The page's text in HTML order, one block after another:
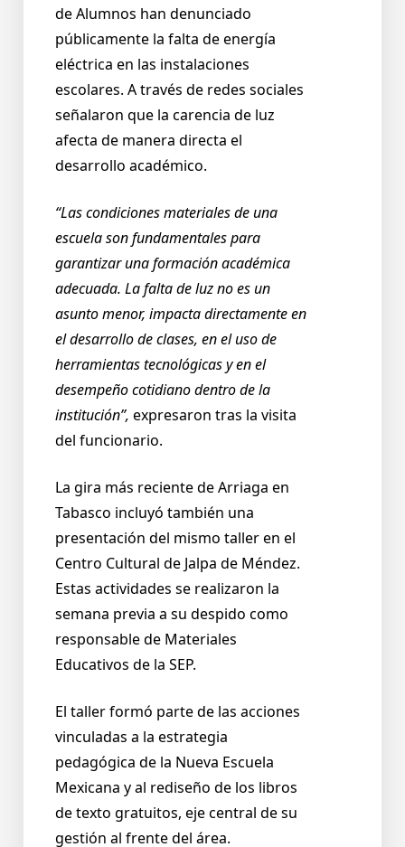
de Alumnos han denunciado
públicamente la falta de energía
eléctrica en las instalaciones
escolares. A través de redes sociales
señalaron que la carencia de luz
afecta de manera directa el
desarrollo académico.
“Las condiciones materiales de una
escuela son fundamentales para
garantizar una formación académica
adecuada. La falta de luz no es un
asunto menor, impacta directamente en
el desarrollo de clases, en el uso de
herramientas tecnológicas y en el
desempeño cotidiano dentro de la
institución”, expresaron tras la visita
del funcionario.
La gira más reciente de Arriaga en
Tabasco incluyó también una
presentación del mismo taller en el
Centro Cultural de Jalpa de Méndez.
Estas actividades se realizaron la
semana previa a su despido como
responsable de Materiales
Educativos de la SEP.
El taller formó parte de las acciones
vinculadas a la estrategia
pedagógica de la Nueva Escuela
Mexicana y al rediseño de los libros
de texto gratuitos, eje central de su
gestión al frente del área.